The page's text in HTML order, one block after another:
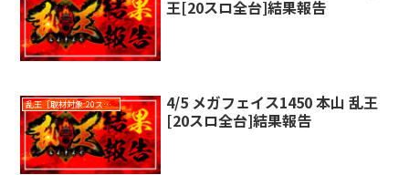
王[20スロ全台]結果報告
乱王［取材対象:20スロ全台］
4/5 メガフェイス1450 本山 乱王
[20スロ全台]結果報告